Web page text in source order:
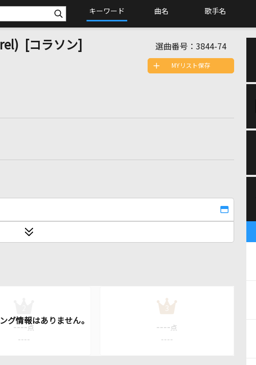
キーワード 曲名 歌手名
[コラソン] 選曲番号： 3844-74
MYリスト保存
---- 点
----
3
---- 点
----